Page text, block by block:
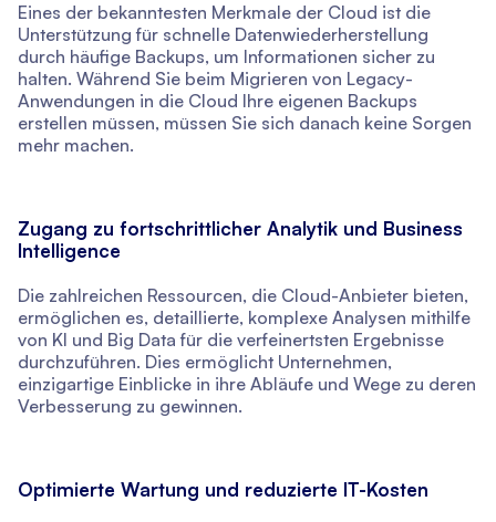
Eines der bekanntesten Merkmale der Cloud ist die
Unterstützung für schnelle Datenwiederherstellung
durch häufige Backups, um Informationen sicher zu
halten. Während Sie beim Migrieren von Legacy-
Anwendungen in die Cloud Ihre eigenen Backups
erstellen müssen, müssen Sie sich danach keine Sorgen
mehr machen.
Zugang zu fortschrittlicher Analytik und Business
Intelligence
Die zahlreichen Ressourcen, die Cloud-Anbieter bieten,
ermöglichen es, detaillierte, komplexe Analysen mithilfe
von KI und Big Data für die verfeinertsten Ergebnisse
durchzuführen. Dies ermöglicht Unternehmen,
einzigartige Einblicke in ihre Abläufe und Wege zu deren
Verbesserung zu gewinnen.
Optimierte Wartung und reduzierte IT-Kosten